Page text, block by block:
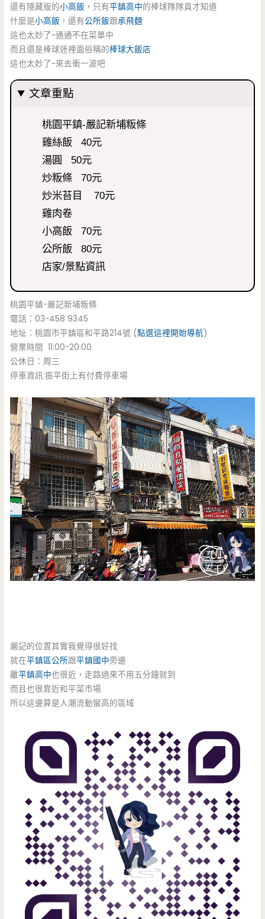
還有隱藏版的小高飯 ，只有平鎮高中的棒球隊隊員才知道
什麼是小高飯 ，還有公所飯跟承飛麵
這也太妙了~通通不在菜單中
而且還是棒球迷裡面俗稱的棒球大飯店
這也太妙了~來去衝一波吧
文章重點
桃園平鎮-嚴記新埔粄條
雞絲飯 40元
湯圓 50元
炒粄條 70元
炒米苔目 70元
雞肉卷
小高飯 70元
公所飯 80元
店家/景點資訊
桃園平鎮-嚴記新埔粄條
電話：03-458 9345
地址：桃園市平鎮區和平路214號 (點選這裡開始導航)
營業時間 11:00-20:00
公休日：周三
停車資訊:振平街上有付費停車場
嚴記的位置其實我覺得很好找
就在平鎮區公所跟平鎮國中旁邊
離平鎮高中也很近，走路過來不用五分鐘就到
而且也很靠近和平菜市場
所以這邊算是人潮流動蠻高的區域